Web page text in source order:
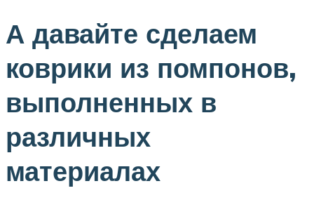
А давайте сделаем
коврики из помпонов,
выполненных в
различных
материалах